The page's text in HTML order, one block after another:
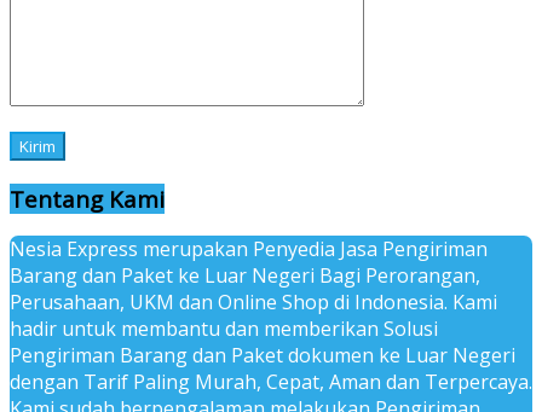
Tentang Kami
Nesia Express merupakan Penyedia Jasa Pengiriman
Barang dan Paket ke Luar Negeri Bagi Perorangan,
Perusahaan, UKM dan Online Shop di Indonesia. Kami
hadir untuk membantu dan memberikan Solusi
Pengiriman Barang dan Paket dokumen ke Luar Negeri
dengan Tarif Paling Murah, Cepat, Aman dan Terpercaya.